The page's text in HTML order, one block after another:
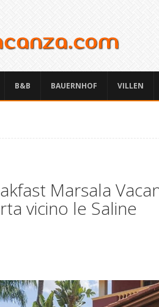
B&B BAUERNHOF VILLEN
Marsala
vicino le Saline